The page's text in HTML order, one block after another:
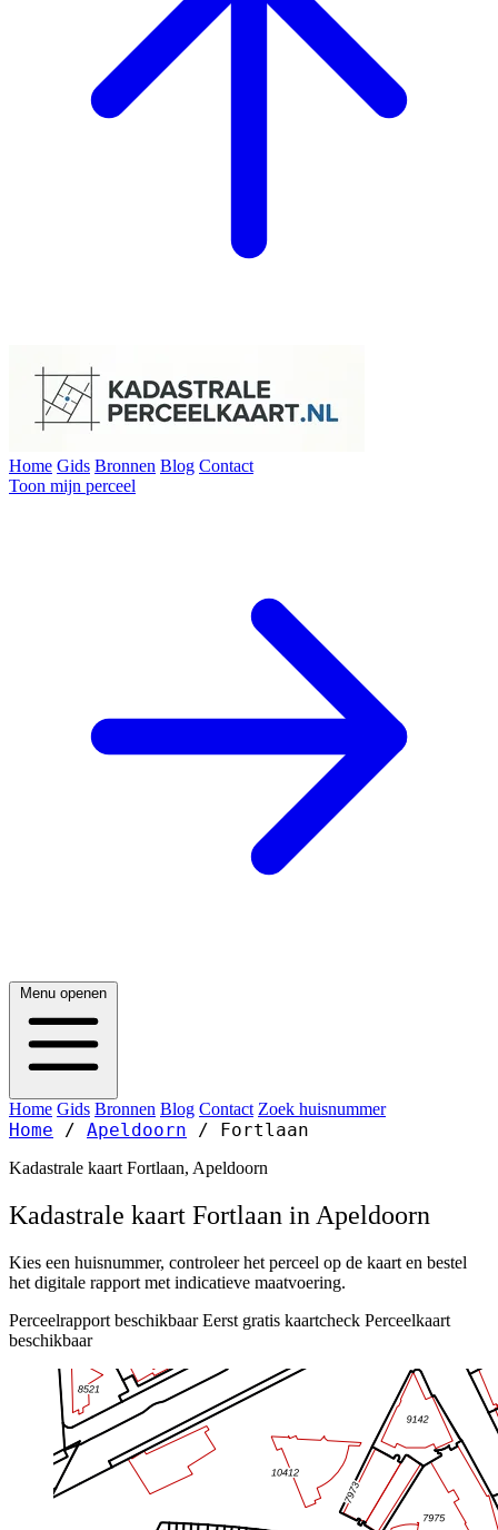
Home Gids Bronnen Blog Contact
Toon mijn perceel
Menu openen
Home Gids Bronnen Blog Contact Zoek huisnummer
Home / Apeldoorn / Fortlaan
Kadastrale kaart Fortlaan, Apeldoorn
Kadastrale kaart Fortlaan in Apeldoorn
Kies een huisnummer, controleer het perceel op de kaart en bestel
het digitale rapport met indicatieve maatvoering.
Perceelrapport beschikbaar Eerst gratis kaartcheck Perceelkaart
beschikbaar